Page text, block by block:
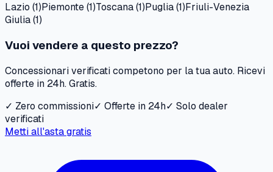
Lazio (1)Piemonte(1)Toscana(1)Puglia(1)Friuli-Venezia
Giulia(1)
Vuoi vendere a questo prezzo?
Concessionari verificati competono per la tua auto. Ricevi
offerte in 24h. Gratis.
✓ Zero commissioni✓ Offerte in 24h✓ Solo dealer
verificati
Metti all'asta gratis